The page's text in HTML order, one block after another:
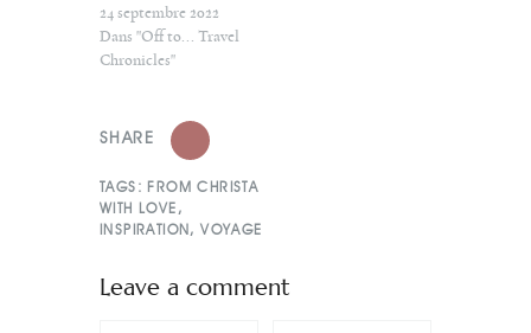
24 septembre 2022
Dans "Off to... Travel
Chronicles"
SHARE
TAGS: FROM CHRISTA
WITH LOVE ,
INSPIRATION,VOYAGE
Leave a comment